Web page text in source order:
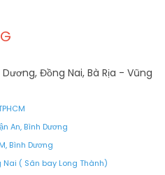
Đồng Nai, Bà Rịa - Vũng
An, Bình Dương
Bình Dương
Nai ( Sân bay Long Thành)